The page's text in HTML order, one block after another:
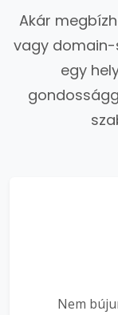
Akár
vagy
egy
Nem